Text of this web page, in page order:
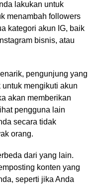
lakukan untuk
menambah followers
kategori akun IG, baik
bisnis, atau
pengunjung yang
mengikuti akun
akan memberikan
pengguna lain
secara tidak
orang.
dari yang lain.
konten yang
seperti jika Anda